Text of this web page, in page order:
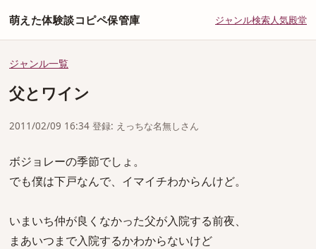
萌えた体験談コピペ保管庫 ジャンル検索人気殿堂
ジャンル一覧
父とワイン
2011/02/09 16:34 登録: えっちな名無しさん
ボジョレーの季節でしょ。
でも僕は下戸なんで、イマイチわからんけど。
いまいち仲が良くなかった父が入院する前夜、
まあいつまで入院するかわからないけど